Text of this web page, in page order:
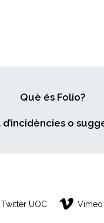
Què és Folio?
d’incidències o
Twitter UOC Vimeo